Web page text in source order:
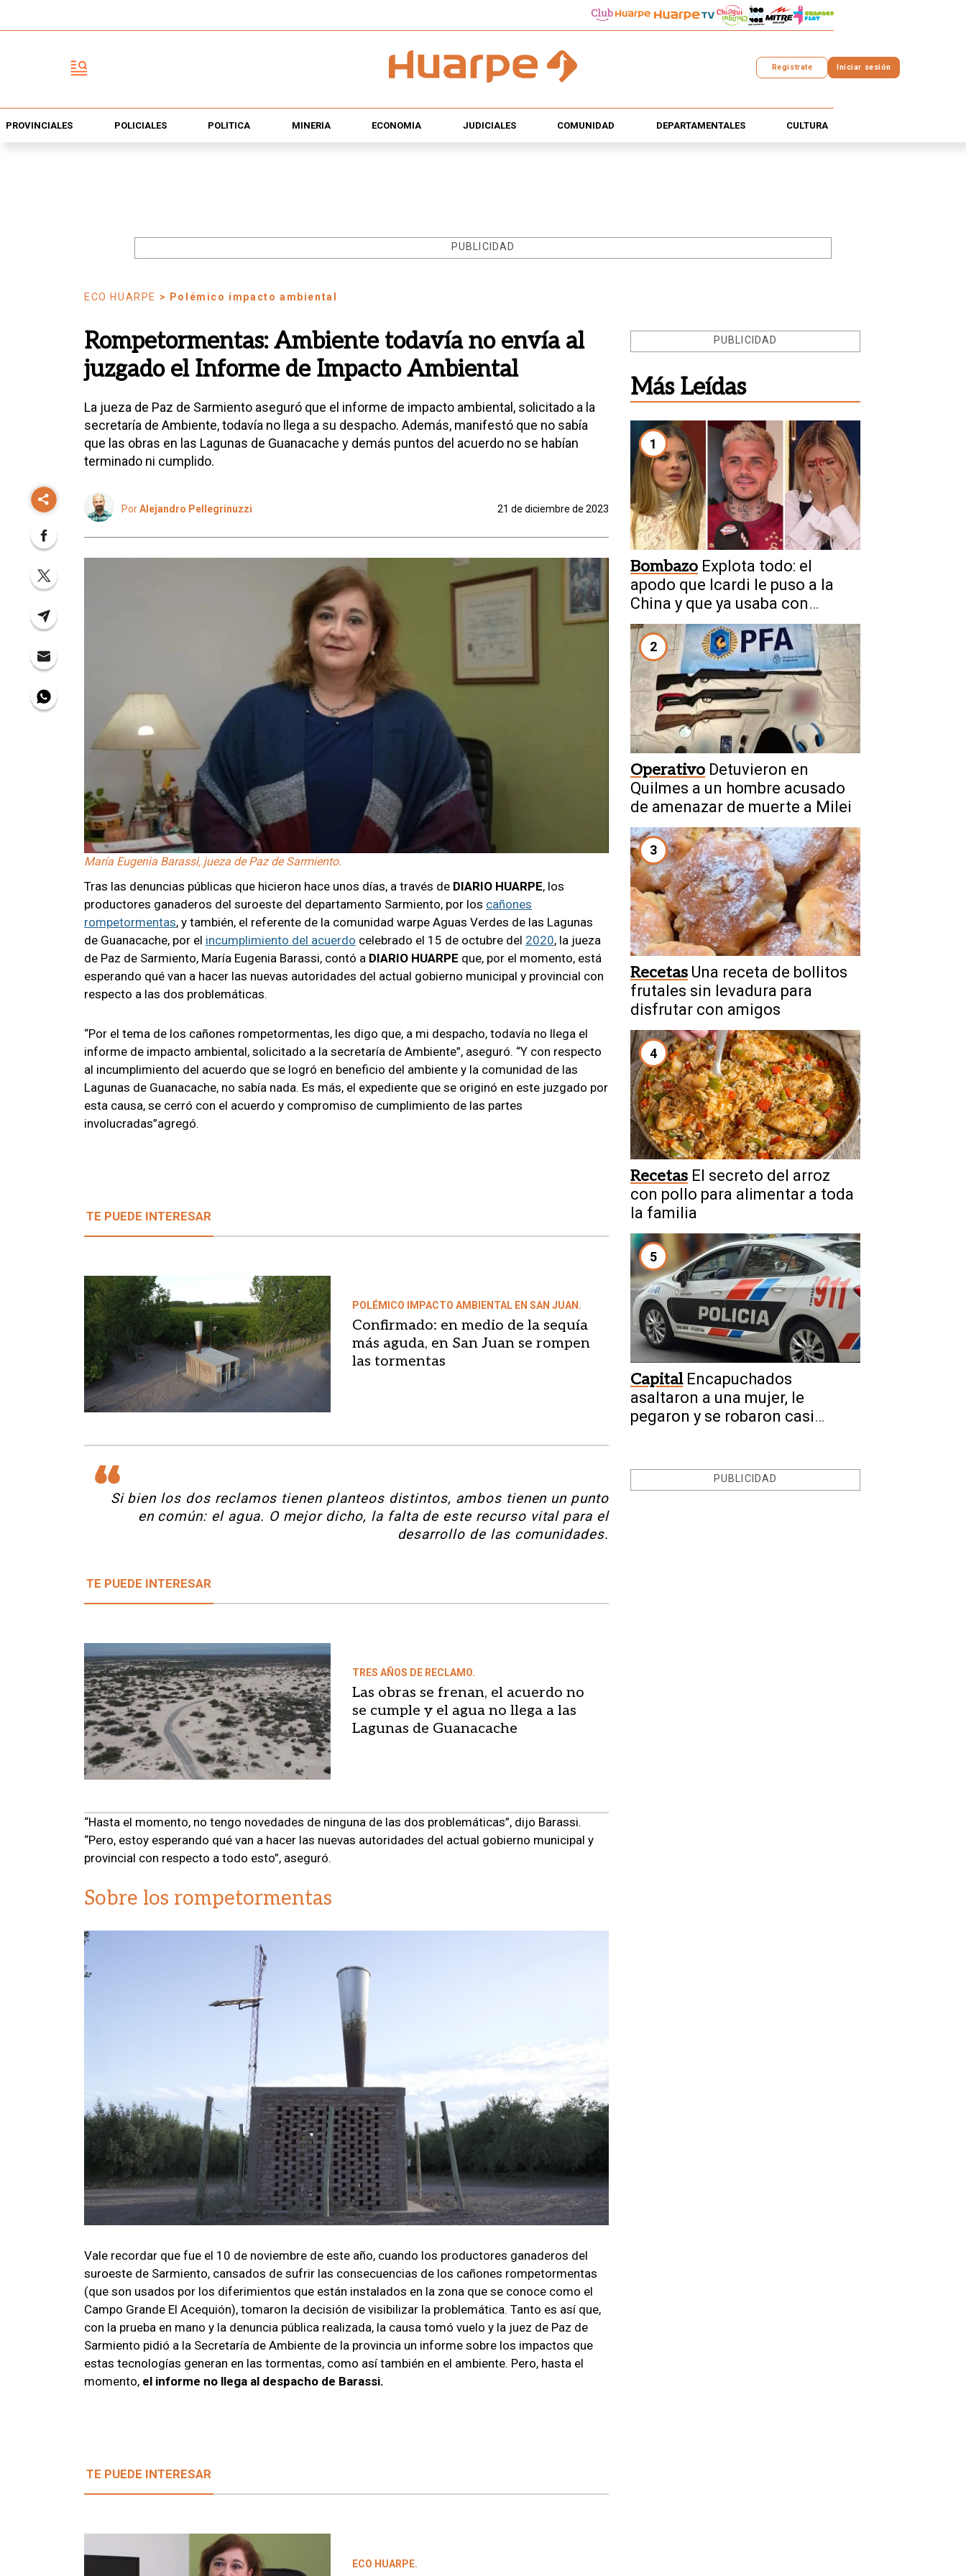
Registrate Iniciar sesión
PROVINCIALES POLICIALES POLÍTICA MINERÍA ECONOMÍA JUDICIALES COMUNIDAD DEPARTAMENTALES CULTURA
PUBLICIDAD
ECO HUARPE > Polémico impacto ambiental
Rompetormentas: Ambiente todavía no envía al
juzgado el Informe de Impacto Ambiental
La jueza de Paz de Sarmiento aseguró que el informe de impacto ambiental, solicitado a la
secretaría de Ambiente, todavía no llega a su despacho. Además, manifestó que no sabía
que las obras en las Lagunas de Guanacache y demás puntos del acuerdo no se habían
terminado ni cumplido.
PorAlejandro Pellegrinuzzi 21 de diciembre de 2023
María Eugenia Barassi, jueza de Paz de Sarmiento.
Tras las denuncias públicas que hicieron hace unos días, a través de DIARIO HUARPE, los
productores ganaderos del suroeste del departamento Sarmiento, por los cañones
rompetormentas, y también, el referente de la comunidad warpe Aguas Verdes de las Lagunas
de Guanacache, por el incumplimiento del acuerdo celebrado el 15 de octubre del 2020, la jueza
de Paz de Sarmiento, María Eugenia Barassi, contó a DIARIO HUARPE que, por el momento, está
esperando qué van a hacer las nuevas autoridades del actual gobierno municipal y provincial con
respecto a las dos problemáticas.
“Por el tema de los cañones rompetormentas, les digo que, a mi despacho, todavía no llega el
informe de impacto ambiental, solicitado a la secretaría de Ambiente”, aseguró. “Y con respecto
al incumplimiento del acuerdo que se logró en beneficio del ambiente y la comunidad de las
Lagunas de Guanacache, no sabía nada. Es más, el expediente que se originó en este juzgado por
esta causa, se cerró con el acuerdo y compromiso de cumplimiento de las partes
involucradas”agregó.
TE PUEDE INTERESAR
POLÉMICO IMPACTO AMBIENTAL EN SAN JUAN.
Confirmado: en medio de la sequía
más aguda, en San Juan se rompen
las tormentas
Si bien los dos reclamos tienen planteos distintos, ambos tienen un punto
en común: el agua. O mejor dicho, la falta de este recurso vital para el
desarrollo de las comunidades.
TE PUEDE INTERESAR
TRES AÑOS DE RECLAMO.
Las obras se frenan, el acuerdo no
se cumple y el agua no llega a las
Lagunas de Guanacache
“Hasta el momento, no tengo novedades de ninguna de las dos problemáticas”, dijo Barassi.
“Pero, estoy esperando qué van a hacer las nuevas autoridades del actual gobierno municipal y
provincial con respecto a todo esto”, aseguró.
Sobre los rompetormentas
Vale recordar que fue el 10 de noviembre de este año, cuando los productores ganaderos del
suroeste de Sarmiento, cansados de sufrir las consecuencias de los cañones rompetormentas
(que son usados por los diferimientos que están instalados en la zona que se conoce como el
Campo Grande El Acequión), tomaron la decisión de visibilizar la problemática. Tanto es así que,
con la prueba en mano y la denuncia pública realizada, la causa tomó vuelo y la juez de Paz de
Sarmiento pidió a la Secretaría de Ambiente de la provincia un informe sobre los impactos que
estas tecnologías generan en las tormentas, como así también en el ambiente. Pero, hasta el
momento, el informe no llega al despacho de Barassi.
TE PUEDE INTERESAR
ECO HUARPE.
PUBLICIDAD
Más Leídas
1
Bombazo Explota todo: el
apodo que Icardi le puso a la
China y que ya usaba con
Wanda
2
Operativo Detuvieron en
Quilmes a un hombre acusado
de amenazar de muerte a Milei
3
Recetas Una receta de bollitos
frutales sin levadura para
disfrutar con amigos
4
Recetas El secreto del arroz
con pollo para alimentar a toda
la familia
5
Capital Encapuchados
asaltaron a una mujer, le
pegaron y se robaron casi
PUBLICIDAD